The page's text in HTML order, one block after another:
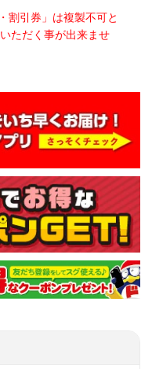
割引券」は複製不可と
ただく事が出来ませ